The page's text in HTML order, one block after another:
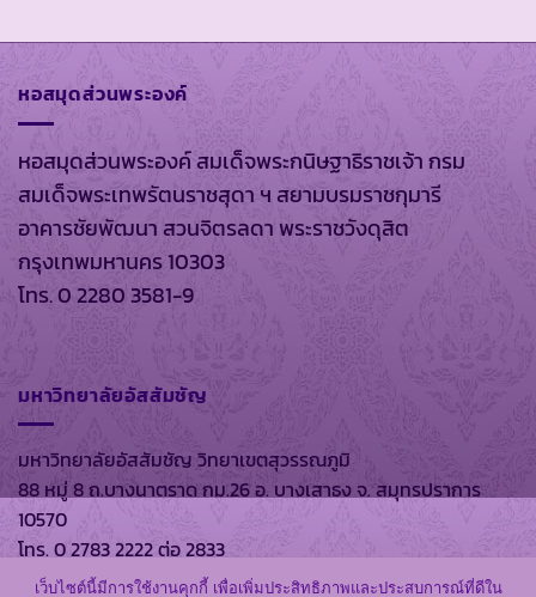
หอสมุดส่วนพระองค์
หอสมุดส่วนพระองค์ สมเด็จพระกนิษฐาธิราชเจ้า กรม
สมเด็จพระเทพรัตนราชสุดา ฯ สยามบรมราชกุมารี
อาคารชัยพัฒนา สวนจิตรลดา พระราชวังดุสิต
กรุงเทพมหานคร 10303
โทร. 0 2280 3581-9
มหาวิทยาลัยอัสสัมชัญ
มหาวิทยาลัยอัสสัมชัญ วิทยาเขตสุวรรณภูมิ
88 หมู่ 8 ถ.บางนาตราด กม.26 อ. บางเสาธง จ. สมุทรปราการ
10570
โทร. 0 2783 2222 ต่อ 2833
เว็บไซต์นี้มีการใช้งานคุกกี้ เพื่อเพิ่มประสิทธิภาพและประสบการณ์ที่ดีใน